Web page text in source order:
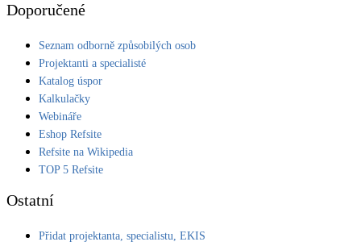
Doporučené
Seznam odborně způsobilých osob
Projektanti a specialisté
Katalog úspor
Kalkulačky
Webináře
Eshop Refsite
Refsite na Wikipedia
TOP 5 Refsite
Ostatní
Přidat projektanta, specialistu, EKIS